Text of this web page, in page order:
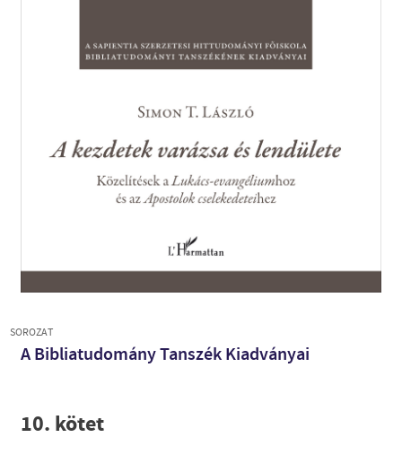
SOROZAT
A Bibliatudomány Tanszék Kiadványai
10. kötet